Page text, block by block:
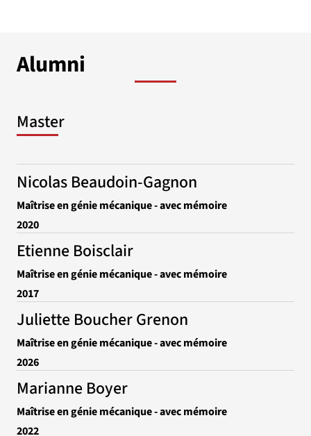
Alumni
Master
Nicolas Beaudoin-Gagnon
Maîtrise en génie mécanique - avec mémoire
2020
Etienne Boisclair
Maîtrise en génie mécanique - avec mémoire
2017
Juliette Boucher Grenon
Maîtrise en génie mécanique - avec mémoire
2026
Marianne Boyer
Maîtrise en génie mécanique - avec mémoire
2022